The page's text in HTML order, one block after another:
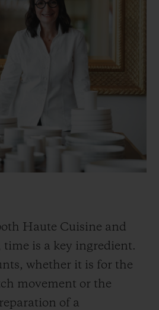
Haute Cuisine and
is a key ingredient.
whether it is for the
movement or the
of a